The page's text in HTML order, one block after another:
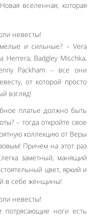
вселенная, которая
и сильные? – Vera
Herrera, Badgley Mischka,
Packham – все они
от которой просто
взгляд!
платье должно быть
– тогда откройте свое
коллекцию от Веры
Причем на этот раз
заметный, манящий
цвет, яркий и
в себе женщины!
потрясающие ноги есть